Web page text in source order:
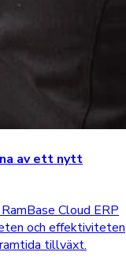
av ett nytt
Cloud ERP
och effektiviteten
tillväxt.